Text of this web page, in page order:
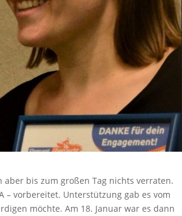
aber bis zum großen Tag nichts verraten.
– vorbereitet. Unterstützung gab es vom
möchte. Am 18. Januar war es dann